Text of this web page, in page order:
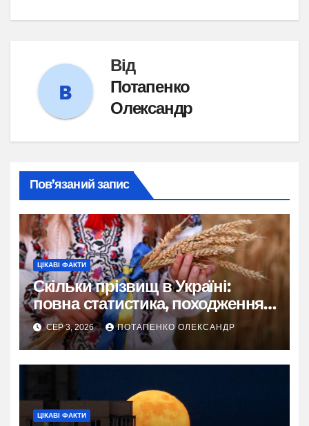
Від
Потапенко
Олександр
Пов’язаний запис
ЦІКАВІ ФАКТИ
Скільки прізвищ в Україні:
повна статистика, походження
та живі історії
СЕР 3, 2026 ПОТАПЕНКО ОЛЕКСАНДР
ЦІКАВІ ФАКТИ